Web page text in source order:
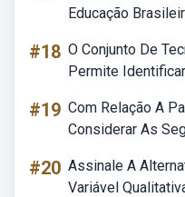
Educação
#18 O Conjunto De
Permite
#19 Com Relação A
Considerar As
#20 Assinale A
Variável